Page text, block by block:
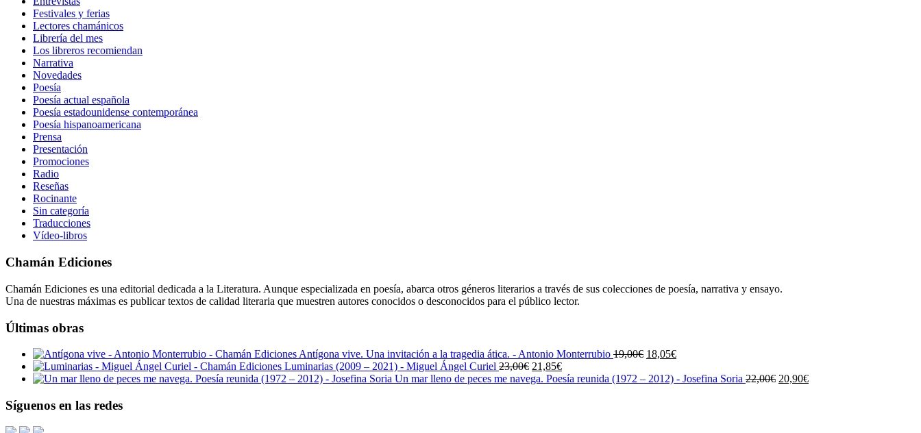
Festivales y ferias
Lectores chamánicos
Librería del mes
Los libreros recomiendan
Narrativa
Novedades
Poesía
Poesía actual española
Poesía estadounidense contemporánea
Poesía hispanoamericana
Prensa
Presentación
Promociones
Radio
Reseñas
Rocinante
Sin categoría
Traducciones
Vídeo-libros
Chamán Ediciones
Chamán Ediciones es una editorial dedicada a la Literatura. Aunque especializada en poesía, abarca otros géneros literarios a través de sus colecciones de poesía, narrativa y ensayo.
Una de nuestras máximas es publicar textos de calidad literaria que muestren autores conocidos o desconocidos para el público lector.
Últimas obras
Antígona vive. Una invitación a la tragedia ática. - Antonio Monterrubio 19,00€ El
original
18,05€El
actual
Luminarias (2009 – 2021) - Miguel Ángel Curiel 23,00€ El
precio
21,85€El
precio
Un mar lleno de peces me navega. Poesía reunida (1972 – 2012) - Josefina Soria 22,00€ El
20,90€El
Síguenos en las redes